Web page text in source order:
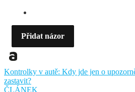
Přidat názor
Kontrolky v autě: Kdy jde jen o
zastavit?
ČLÁNEK